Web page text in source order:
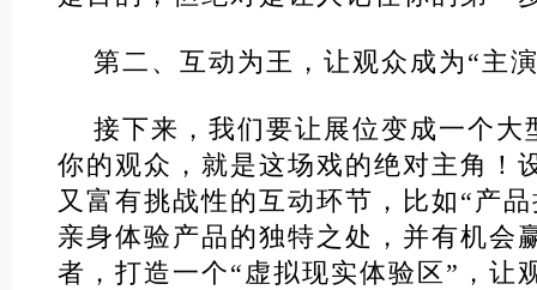
第二、互动为王，让观众成为“主
接下来，我们要让展位变成一个大
你的观众，就是这场戏的绝对主角！
又富有挑战性的互动环节，比如“产
亲身体验产品的独特之处，并有机会
者，打造一个“虚拟现实体验区”，让